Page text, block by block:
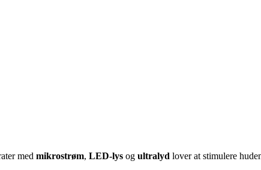
med mikrostrøm, LED-lys og ultralyd lover at stimulere